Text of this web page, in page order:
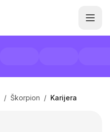
/ Škorpion / Karijera